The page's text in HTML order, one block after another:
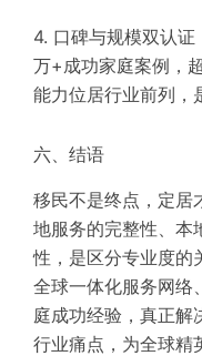
4. 口碑与规模双认
万+成功家庭案例，
能力位居行业前列，
六、结语
移民不是终点，定居
地服务的完整性、本
性，是区分专业度的
全球一体化服务网络
庭成功经验，真正解
行业痛点，为全球精